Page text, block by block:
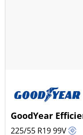
GoodYear
225/55 R1999V